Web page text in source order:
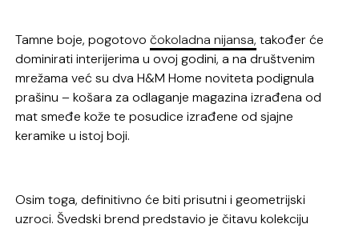
Tamne boje, pogotovočokoladna nijansa, također će
dominirati interijerima u ovoj godini, a na društvenim
mrežama već su dva H&M Home noviteta podignula
prašinu – košara za odlaganje magazina izrađena od
mat smeđe kože te posudice izrađene od sjajne
keramike u istoj boji.
Osim toga, definitivno će biti prisutni i geometrijski
uzroci. Švedski brend predstavio je čitavu kolekciju